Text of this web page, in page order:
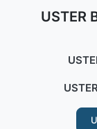
USTER